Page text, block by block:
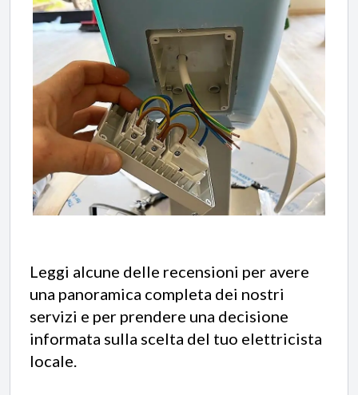
Leggi alcune delle recensioni per avere
una panoramica completa dei nostri
servizi e per prendere una decisione
informata sulla scelta del tuo elettricista
locale.